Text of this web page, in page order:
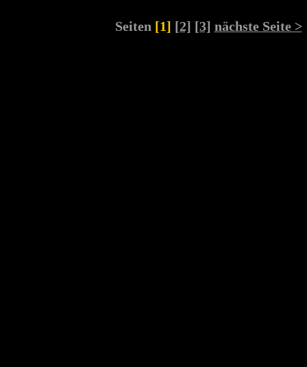
Seiten [1] [2] [3] nächste Seite >